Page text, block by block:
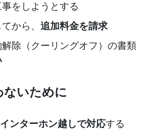
をしようとする
から、 追加料金を請求
解除（クーリングオフ）の書類
ないために
インターホン越しで対応する